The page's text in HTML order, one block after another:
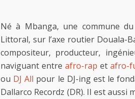
Né à Mbanga, une commune
Littoral, sur l’axe routier Douala-
compositeur, producteur,
naviguant entre afro-rap et afro-
ou DJ All pour le DJ-ing est le
Dallarco Recordz (DR). Il est aussi